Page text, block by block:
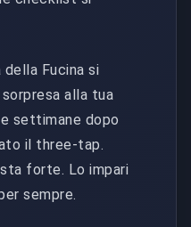
della Fucina si
alla tua
settimane dopo
il three-tap.
forte. Lo impari
sempre.